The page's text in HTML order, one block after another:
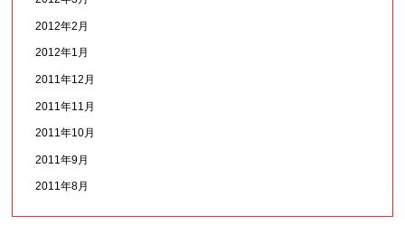
2012年2月
2012年1月
2011年12月
2011年11月
2011年10月
2011年9月
2011年8月